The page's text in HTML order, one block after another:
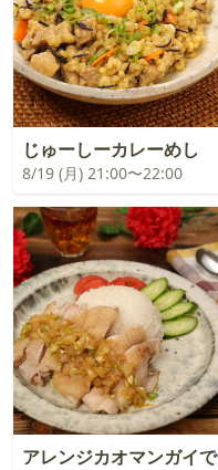
じゅーしーカレーめし
8/19 (月) 21:00〜22:00
アレンジカオマンガイで